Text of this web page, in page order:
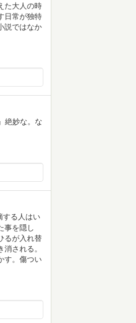
た大人の時
日常が独特
説ではなか
絶妙な。な
る人はい
事を隠し
るが入れ替
される。
す。傷つい